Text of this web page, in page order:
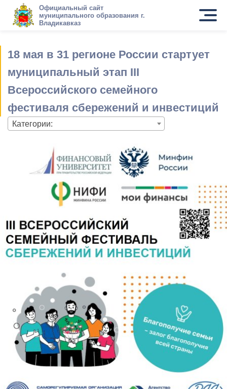
Официальный сайт
муниципального образования г.
Владикавказ
18 мая в 31 регионе России стартует
муниципальный этап III
Всероссийского семейного
фестиваля сбережений и инвестиций
Категории: